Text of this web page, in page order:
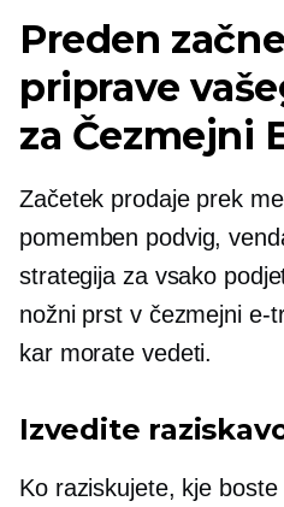
Preden
priprave
za Čezmejni
Začetek prodaje prek
pomemben podvig,
strategija za vsako
nožni prst v čezmejnie-
kar morate vedeti.
Izvedite
Ko raziskujete, kje